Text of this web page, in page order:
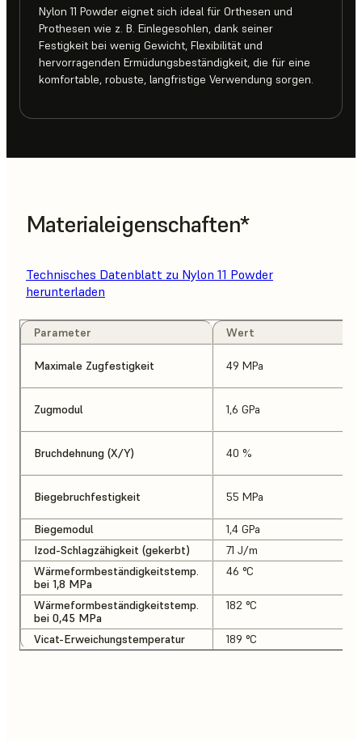
Nylon 11 Powder eignet sich ideal für Orthesen und
Prothesen wie z. B. Einlegesohlen, dank seiner
Festigkeit bei wenig Gewicht, Flexibilität und
hervorragenden Ermüdungsbeständigkeit, die für eine
komfortable, robuste, langfristige Verwendung sorgen.
Materialeigenschaften*
Technisches Datenblatt zu Nylon 11 Powder
herunterladen
Parameter Wert
Maximale Zugfestigkeit 49 MPa
Zugmodul 1,6 GPa
Bruchdehnung (X/Y) 40 %
Biegebruchfestigkeit 55 MPa
Biegemodul
1,4 GPa
Izod-Schlagzähigkeit (gekerbt)
71 J/m
Wärmeformbeständigkeitstemp.
bei 1,8 MPa
46 °C
Wärmeformbeständigkeitstemp.
bei 0,45 MPa
182 °C
Vicat-Erweichungstemperatur 189 °C